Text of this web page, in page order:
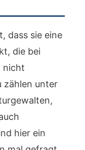
dass sie eine
die bei
nicht
zählen unter
hier ein